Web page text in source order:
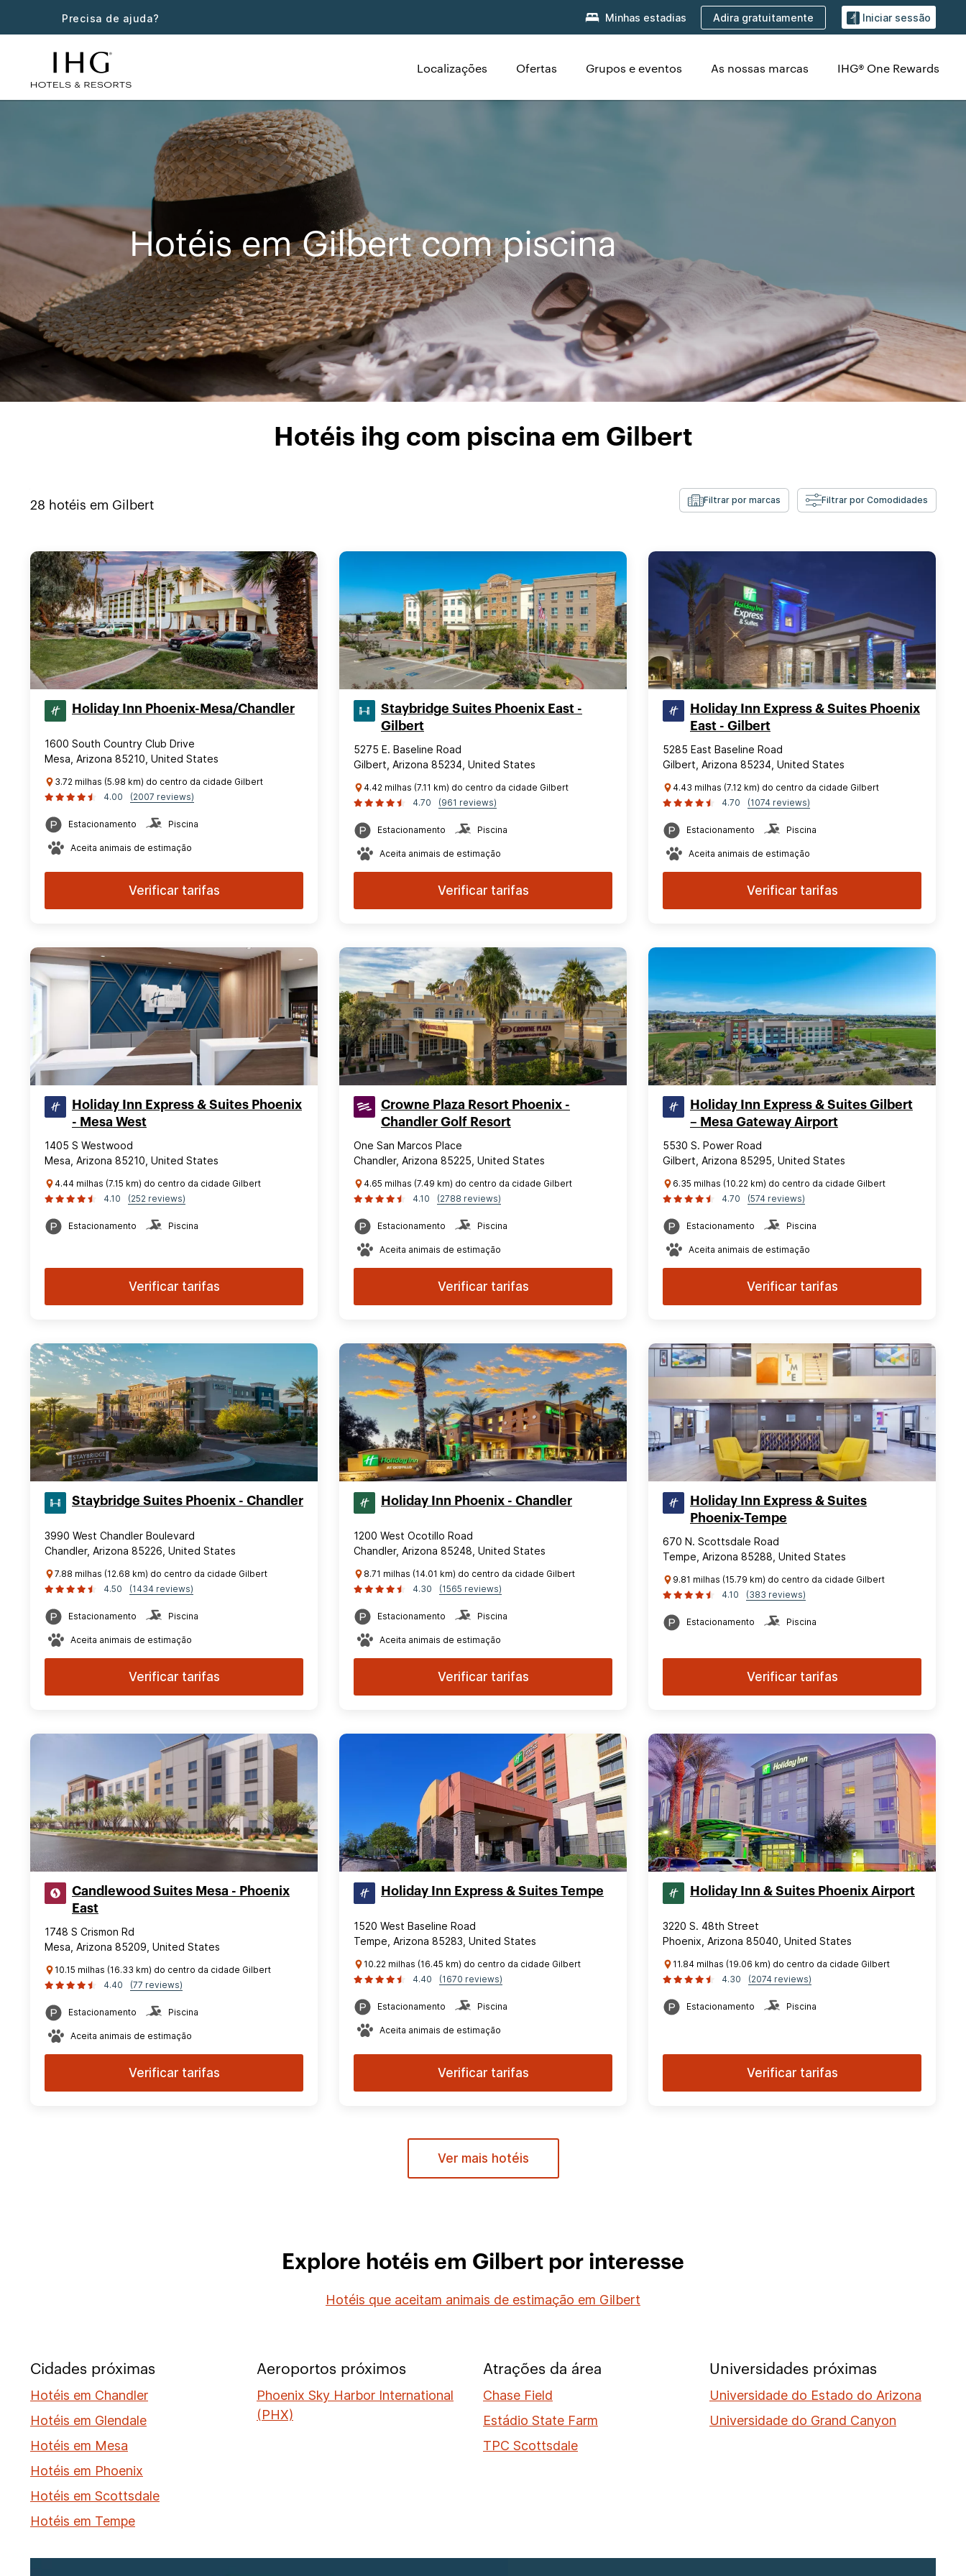
Precisa de ajuda? Minhas estadias Adira gratuitamente Iniciar sessão
Localizações Ofertas Grupos e eventos As nossas marcas IHG® One Rewards
Hotéis em Gilbert com piscina
Hotéis ihg com piscina em Gilbert
28 hotéis em Gilbert Filtrar por marcas Filtrar por Comodidades
Holiday Inn Phoenix-Mesa/Chandler
1600 South Country Club Drive
Mesa, Arizona 85210, United States
3.72 milhas (5.98 km) do centro da cidade Gilbert
4.00
(2007 reviews)
Estacionamento Piscina
Aceita animais de estimação
Verificar tarifas
Staybridge Suites Phoenix East -
Gilbert
5275 E. Baseline Road
Gilbert, Arizona 85234, United States
4.42 milhas (7.11 km) do centro da cidade Gilbert
4.70
(961 reviews)
Estacionamento Piscina
Aceita animais de estimação
Verificar tarifas
Holiday Inn Express & Suites Phoenix
East - Gilbert
5285 East Baseline Road
Gilbert, Arizona 85234, United States
4.43 milhas (7.12 km) do centro da cidade Gilbert
4.70
(1074 reviews)
Estacionamento Piscina
Aceita animais de estimação
Verificar tarifas
Holiday Inn Express & Suites Phoenix
- Mesa West
1405 S Westwood
Mesa, Arizona 85210, United States
4.44 milhas (7.15 km) do centro da cidade Gilbert
4.10
(252 reviews)
Estacionamento Piscina
Verificar tarifas
Crowne Plaza Resort Phoenix -
Chandler Golf Resort
One San Marcos Place
Chandler, Arizona 85225, United States
4.65 milhas (7.49 km) do centro da cidade Gilbert
4.10
(2788 reviews)
Estacionamento Piscina
Aceita animais de estimação
Verificar tarifas
Holiday Inn Express & Suites Gilbert
– Mesa Gateway Airport
5530 S. Power Road
Gilbert, Arizona 85295, United States
6.35 milhas (10.22 km) do centro da cidade Gilbert
4.70
(574 reviews)
Estacionamento Piscina
Aceita animais de estimação
Verificar tarifas
Staybridge Suites Phoenix - Chandler
3990 West Chandler Boulevard
Chandler, Arizona 85226, United States
7.88 milhas (12.68 km) do centro da cidade Gilbert
4.50
(1434 reviews)
Estacionamento Piscina
Aceita animais de estimação
Verificar tarifas
Holiday Inn Phoenix - Chandler
1200 West Ocotillo Road
Chandler, Arizona 85248, United States
8.71 milhas (14.01 km) do centro da cidade Gilbert
4.30
(1565 reviews)
Estacionamento Piscina
Aceita animais de estimação
Verificar tarifas
Holiday Inn Express & Suites
Phoenix-Tempe
670 N. Scottsdale Road
Tempe, Arizona 85288, United States
9.81 milhas (15.79 km) do centro da cidade Gilbert
4.10
(383 reviews)
Estacionamento Piscina
Verificar tarifas
Candlewood Suites Mesa - Phoenix
East
1748 S Crismon Rd
Mesa, Arizona 85209, United States
10.15 milhas (16.33 km) do centro da cidade Gilbert
4.40
(77 reviews)
Estacionamento Piscina
Aceita animais de estimação
Verificar tarifas
Holiday Inn Express & Suites Tempe
1520 West Baseline Road
Tempe, Arizona 85283, United States
10.22 milhas (16.45 km) do centro da cidade Gilbert
4.40
(1670 reviews)
Estacionamento Piscina
Aceita animais de estimação
Verificar tarifas
Holiday Inn & Suites Phoenix Airport
3220 S. 48th Street
Phoenix, Arizona 85040, United States
11.84 milhas (19.06 km) do centro da cidade Gilbert
4.30
(2074 reviews)
Estacionamento Piscina
Verificar tarifas
Ver mais hotéis
Explore hotéis em Gilbert por interesse
Hotéis que aceitam animais de estimação em Gilbert
Cidades próximas
Hotéis em Chandler
Hotéis em Glendale
Hotéis em Mesa
Hotéis em Phoenix
Hotéis em Scottsdale
Hotéis em Tempe
Aeroportos próximos
Phoenix Sky Harbor International
(PHX)
Atrações da área
Chase Field
Estádio State Farm
TPC Scottsdale
Universidades próximas
Universidade do Estado do Arizona
Universidade do Grand Canyon